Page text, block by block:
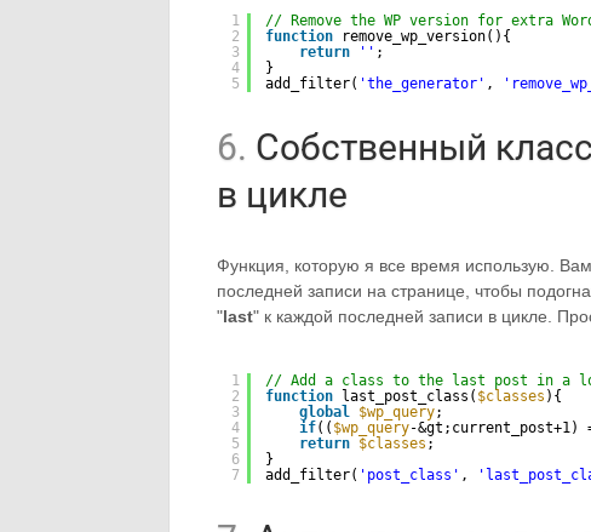
1
2
3
4
5
// Remove the WP version for extra
function
remove_wp_version(){
return
'' ;
}
add_filter( 'the_generator' ,
6. Собственный
в цикле
Функция, которую я все время использую.
последней записи на странице, чтобы
"last" к каждой последней записи в цикле.
1
2
3
4
5
6
7
// Add a class to the last post in a
function
last_post_class( $classes ){
global $wp_query;
if(( $wp_query-&gt;current_post+1)
return $classes ;
}
add_filter( 'post_class' ,